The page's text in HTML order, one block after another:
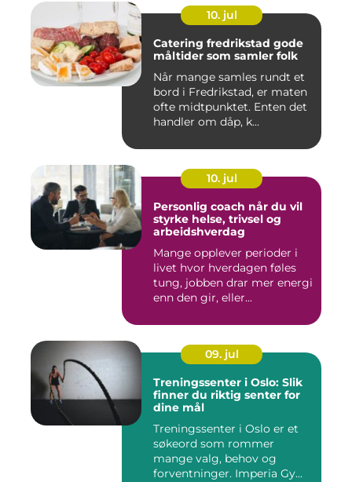
10. jul
Catering fredrikstad gode
måltider som samler folk
Når mange samles rundt et
bord i Fredrikstad, er maten
ofte midtpunktet. Enten det
handler om dåp, k...
10. jul
Personlig coach når du vil
styrke helse, trivsel og
arbeidshverdag
Mange opplever perioder i
livet hvor hverdagen føles
tung, jobben drar mer energi
enn den gir, eller...
09. jul
Treningssenter i Oslo: Slik
finner du riktig senter for
dine mål
Treningssenter i Oslo er et
søkeord som rommer
mange valg, behov og
forventninger. Imperia Gy...